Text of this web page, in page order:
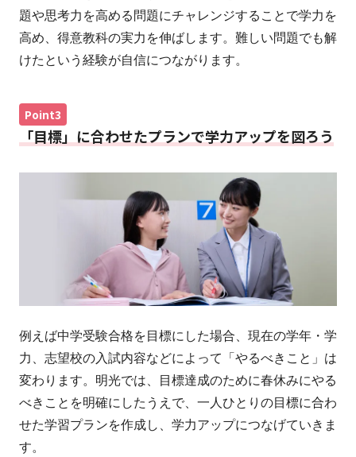
題や思考力を高める問題にチャレンジすることで学力を
高め、得意教科の実力を伸ばします。難しい問題でも解
けたという経験が自信につながります。
Point3
「目標」に合わせたプランで学力アップを図ろう
例えば中学受験合格を目標にした場合、現在の学年・学
力、志望校の入試内容などによって「やるべきこと」は
変わります。明光では、目標達成のために春休みにやる
べきことを明確にしたうえで、一人ひとりの目標に合わ
せた学習プランを作成し、学力アップにつなげていきま
す。